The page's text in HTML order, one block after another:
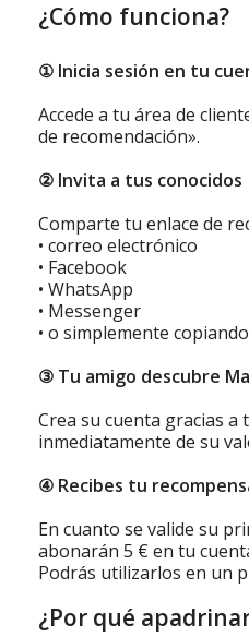
¿Cómo funciona?
① Inicia sesión en tu
Accede a tu área de
de recomendación».
② Invita a tus conocidos
Comparte tu enlace de
• correo electrónico
• Facebook
• WhatsApp
• Messenger
• o simplemente
③ Tu amigo descubre
Crea su cuenta gracias
inmediatamente de su
④ Recibes tu
En cuanto se valide su
abonarán 5 € en tu
Podrás utilizarlos en un
¿Por qué